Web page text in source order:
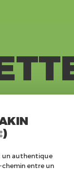
)
un authentique
chemin entre un